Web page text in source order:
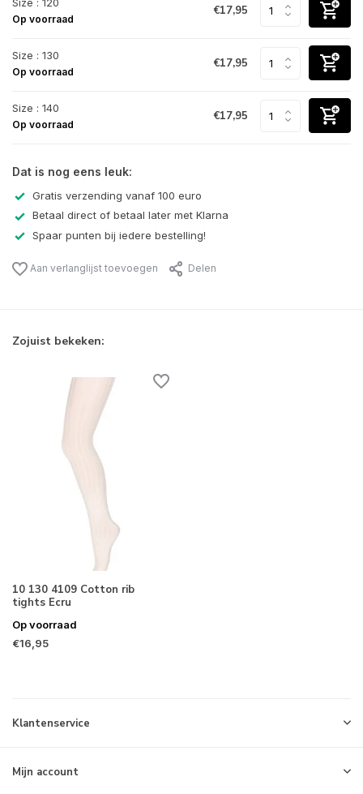
Op voorraad
€17,95
Size : 130
Op voorraad
€17,95
Size : 140
Op voorraad
€17,95
Dat is nog eens leuk:
Gratis verzending vanaf 100 euro
Betaal direct of betaal later met Klarna
Spaar punten bij iedere bestelling!
Aan verlanglijst toevoegen Delen
Zojuist bekeken:
10 130 4109 Cotton rib
tights Ecru
Op voorraad
€16,95
Klantenservice
Mijn account